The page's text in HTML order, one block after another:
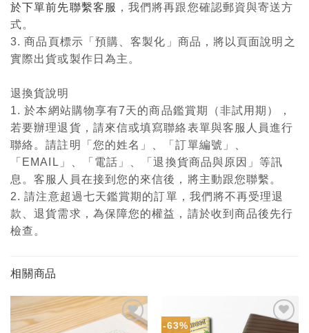
於下單前先聯繫客服 ，我們將再跟您確認郵資與寄送方
式。
3. 商品頁標示「預購、客製化」商品，將以頁面說明之
實際出貨或製作日為主。
退換貨說明
1. 於本網站購物享有7天的商品鑑賞期（非試用期），
若要辦理退貨，請來信或填寫聯絡表單與客服人員進行
聯絡。請註明「您的姓名」、「訂單編號」、
「EMAIL」、「電話」、「退換貨商品與原因」等訊
息。客服人員在接到您的來信後，將主動跟您聯繫。
2. 請注意超過七天鑑賞期的訂單，我們將不再受理退
款、退貨需求，為保障您的權益，請於收到商品後先行
檢查。
相關商品
-63%